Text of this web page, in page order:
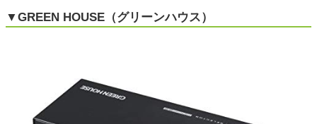
▼GREEN HOUSE（グリーンハウス）